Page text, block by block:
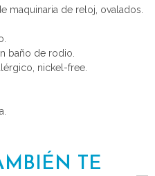
maquinaria de reloj, ovalados.
baño de rodio.
nickel-free.
TE